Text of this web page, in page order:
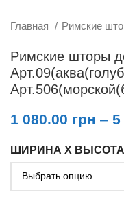
Главная Римские
Римские шторы
1 080.00 грн – 5
ШИРИНА X